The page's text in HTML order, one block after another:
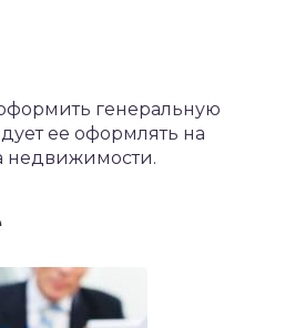
генеральную
ее оформлять на
недвижимости.